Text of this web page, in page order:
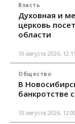
Власть
Духовная и
церковь
области
10 августа 2026,
Общество
В
банкротстве
10 августа 2026,